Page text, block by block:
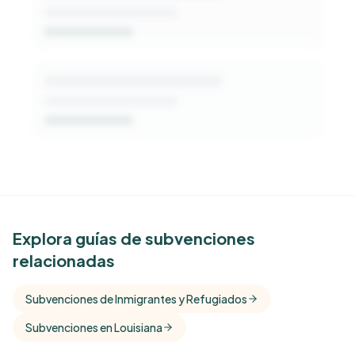
See Similar Funders
Free Kindora accounts unlock side-by-side
funder's focus areas and giving profile.
Explora guías de subvenciones
relacionadas
Subvenciones de Inmigrantes y Refugiados
Subvenciones en Louisiana